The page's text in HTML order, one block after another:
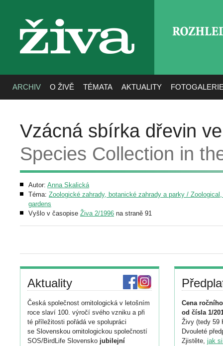
živa
ARCHIV O ŽIVĚ TÉMATA AKTUALITY
Vzácná sbírka dřevin
Species Collection in
Autor: Anna Skalická
Téma: Zoologické zahrady, botanické zahrady a parky /
gardens
Vyšlo v časopise Živa 2/1996 na straně 91
Aktuality
Česká společnost ornitologická v letošním
roce slaví 100. výročí svého vzniku a při
té příležitosti pořádá ve spolupráci
se Slovenskou ornitologickou společností
SOS/BirdLife Slovensko jubilejní
Cena
od čísla 1/
Živy (tedy 59
Dvouleté
Zjistěte, jak